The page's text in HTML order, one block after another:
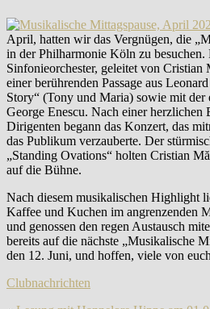
April, hatten wir das Vergnügen, die
in der Philharmonie Köln zu besuchen.
Sinfonieorchester, geleitet von Cristian
einer berührenden Passage aus
Story“ (Tony und Maria) sowie mit der
George Enescu. Nach einer herzlichen
Dirigenten begann das Konzert, das
das Publikum verzauberte. Der
„Standing Ovations“ holten Cristian
auf die Bühne.
Nach diesem musikalischen Highlight
Kaffee und Kuchen im angrenzenden
und genossen den regen Austausch
bereits auf die nächste „Musikalische
den 12. Juni, und hoffen, viele von
Clubnachrichten